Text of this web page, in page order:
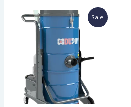
Sale!
Algne
hind
oli:
4,606.80€.
Current
price
is:
3,839.00€.